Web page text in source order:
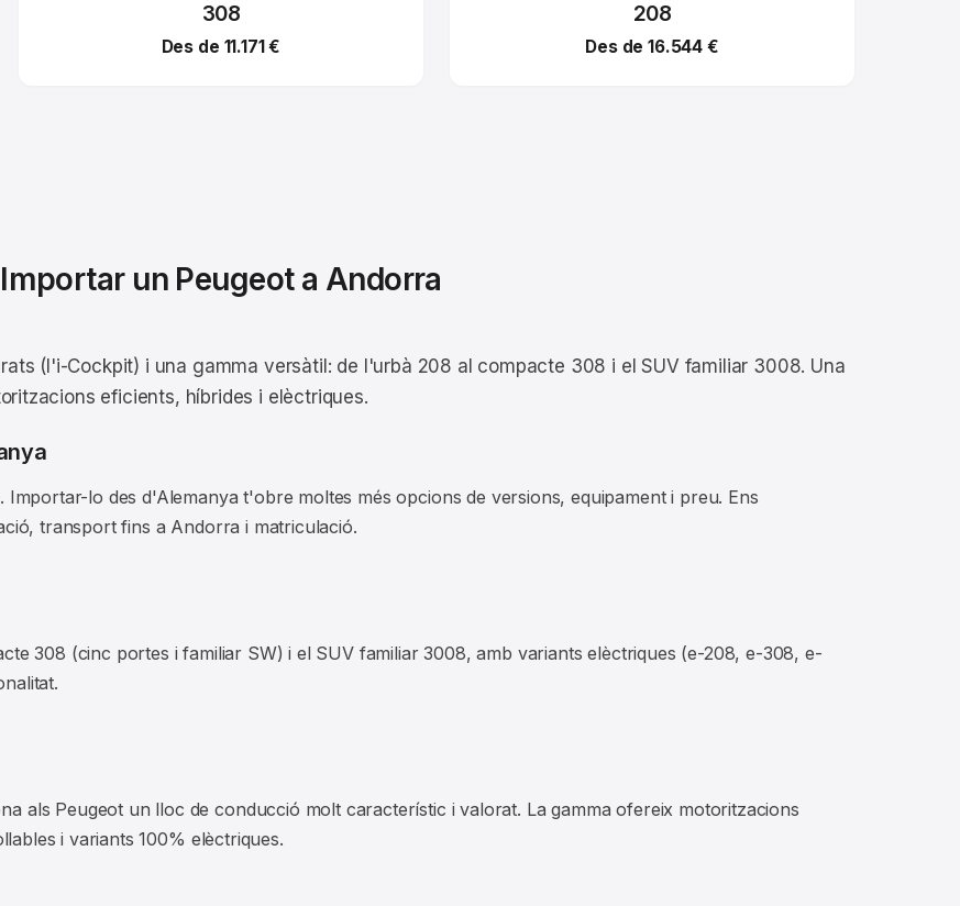
308
Des de 11.171 €
208
Des de 16.544 €
Importar un Peugeot a Andorra
(l'i-Cockpit) i una gamma versàtil: de l'urbà 208 al compacte 308 i el SUV familiar 3008. Una
eficients, híbrides i elèctriques.
lo des d'Alemanya t'obre moltes més opcions de versions, equipament i preu. Ens
transport fins a Andorra i matriculació.
308 (cinc portes i familiar SW) i el SUV familiar 3008, amb variants elèctriques (e-208, e-308, e-
als Peugeot un lloc de conducció molt característic i valorat. La gamma ofereix motoritzacions
i variants 100% elèctriques.